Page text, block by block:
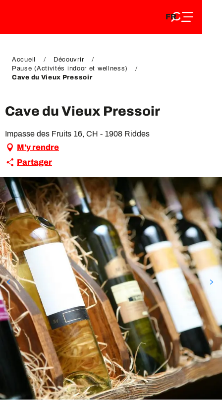
DE
FR
EN
Accueil
Découvrir
Pause (Activités indoor et wellness)
Cave du Vieux Pressoir
Cave du Vieux Pressoir
Impasse des Fruits 16, CH - 1908 Riddes
M'y rendre
Partager